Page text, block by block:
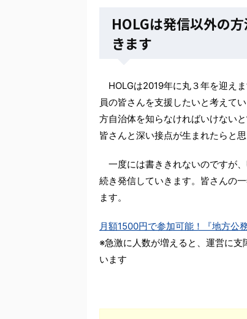
HOLGは発信以外の
きます
HOLGは2019年に丸３年を迎え
員の皆さんを支援したいと考えて
方自治体を知らなければいけない
皆さんと深い接点が生まれたらと思
一度には書ききれないのですが
続き発信していきます。皆さんの
ます。
月額1500円で参加可能！『地方公
※急激に人数が増えると、運営に
います